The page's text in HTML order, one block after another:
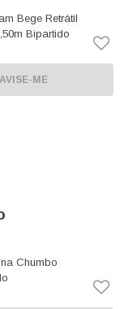
Bege Retrátil
Bipartido
AVISE-ME
Chumbo